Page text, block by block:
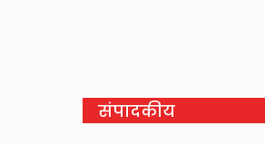
संपादकीय